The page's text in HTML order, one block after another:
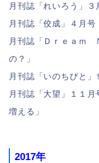
月刊誌「れいろう」３
月刊誌「佼成」４月号
月刊誌「Ｄｒｅａｍ
の？」
月刊誌「いのちびと」
月刊誌「大望」１１
増える」
2017年